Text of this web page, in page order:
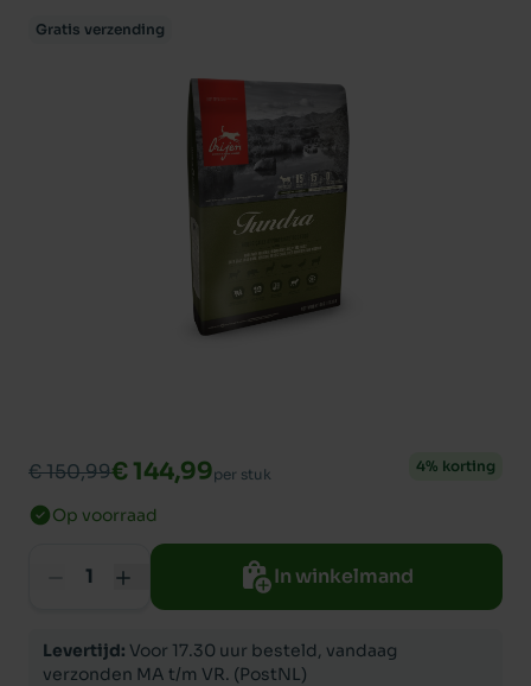
Gratis verzending
€ 150,99€ 144,99per stuk 4% korting
Op voorraad
In winkelmand
Levertijd: Voor 17.30 uur besteld, vandaag
verzonden MA t/m VR. (PostNL)